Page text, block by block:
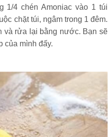
1/4 chén Amoniac vào 1 túi
chặt túi, ngâm trong 1 đêm.
và rửa lại bằng nước. Bạn sẽ
của mình đấy.